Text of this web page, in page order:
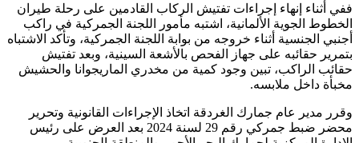
ففي أثناء إنهاء إجراءات تفتيش الركاب القادمين على رحلة طيران
الخطوط الجوية الألمانية، اشتبه مأمور اللجنة الجمركية في راكب
أجنبي الجنسية أثناء خروجه من بوابة اللجنة الجمركية، وتأكد الاشتباه
بتمرير حقائبه على جهاز الفحص بالأشعة السينية، وبعد تفتيش
حقائب الراكب، تبين وجود كمية من مخدري الماريجوانا والحشيش
مخبأة داخل ملابسه.
وقرر مدير عام جمارك الغردقة اتخاذ الإجراءات القانونية وتحرير
محضر ضبط جمركي رقم 29 لسنة 2024 بعد العرض على رئيس